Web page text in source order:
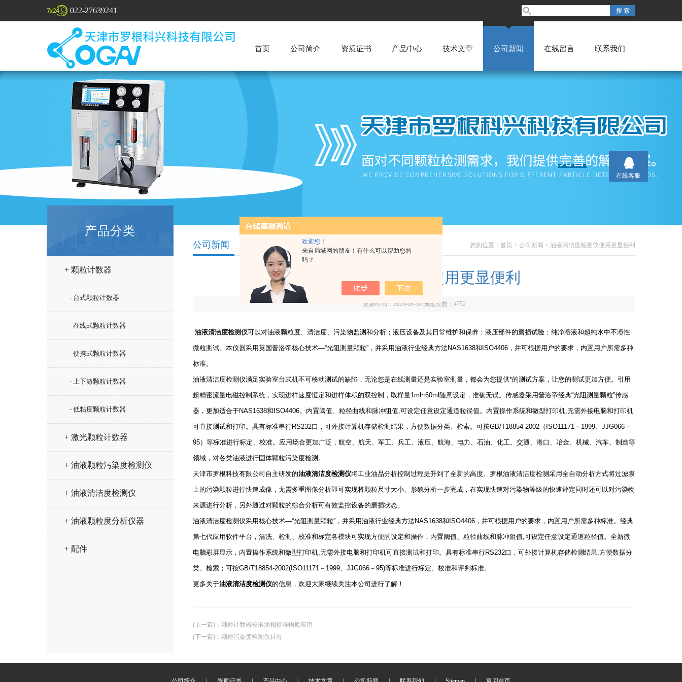
欢迎您！
来自局域网的朋友！有什么可以帮助您的
吗？
022-27639241
首页 公司简介 资质证书 产品中心 技术文章 公司新闻 在线留言 联系我们
产品分类
+ 颗粒计数器
- 台式颗粒计数器
- 在线式颗粒计数器
- 便携式颗粒计数器
- 上下游颗粒计数器
- 低粘度颗粒计数器
+ 激光颗粒计数器
+ 油液颗粒污染度检测仪
+ 油液清洁度检测仪
+ 油液颗粒度分析仪器
+ 配件
您的位置： 首页 > 公司新闻 > 油液清洁度检测仪使用更显便利
公司新闻
油液清洁度检测仪使用更显便利
更新时间：2016-08-30 浏览次数： 4752
油液清洁度检测仪可以对油液颗粒度、清洁度、污染物监测和分析；液压设备及其日常维护和保养；液压部件的磨损试验；纯净溶液和超纯水中不溶性
微粒测试。本仪器采用英国普洛帝核心技术—“光阻测量颗粒”，并采用油液行业经典方法NAS1638和ISO4406，并可根据用户的要求，内置用户所需多种
标准。
油液清洁度检测仪满足实验室台式机不可移动测试的缺陷，无论您是在线测量还是实验室测量，都会为您提供*的测试方案，让您的测试更加方便。引用
超精密流量电磁控制系统，实现进样速度恒定和进样体积的双控制，取样量1ml~60ml随意设定，准确无误。传感器采用普洛帝经典“光阻测量颗粒”传感
器，更加适合于NAS1638和ISO4406。内置阈值、粒径曲线和脉冲阻值,可设定任意设定通道粒径值。内置操作系统和微型打印机,无需外接电脑和打印机
可直接测试和打印。具有标准串行RS232口，可外接计算机存储检测结果，方便数据分类、检索。可按GB/T18854-2002（ISO11171－1999、JJG066－
95）等标准进行标定、校准。应用场合更加广泛，航空、航天、军工、兵工、液压、航海、电力、石油、化工、交通、港口、冶金、机械、汽车、制造等
领域，对各类油液进行固体颗粒污染度检测。
天津市罗根科技有限公司自主研发的油液清洁度检测仪将工业油品分析控制过程提升到了全新的高度。罗根油液清洁度检测采用全自动分析方式将过滤膜
上的污染颗粒进行快速成像，无需多重图像分析即可实现将颗粒尺寸大小、形貌分析一步完成，在实现快速对污染物等级的快速评定同时还可以对污染物
来源进行分析，另外通过对颗粒的综合分析可有效监控设备的磨损状态。
油液清洁度检测仪采用核心技术—“光阻测量颗粒”，并采用油液行业经典方法NAS1638和ISO4406，并可根据用户的要求，内置用户所需多种标准。经典
第七代应用软件平台，清洗、检测、校准和标定各模块可实现方便的设定和操作，内置阈值、粒径曲线和脉冲阻值,可设定任意设定通道粒径值。全新微
电脑彩屏显示，内置操作系统和微型打印机,无需外接电脑和打印机可直接测试和打印。具有标准串行RS232口，可外接计算机存储检测结果,方便数据分
类、检索；可按GB/T18854-2002(ISO11171－1999、JJG066－95)等标准进行标定、校准和评判标准。
更多关于油液清洁度检测仪的信息，欢迎大家继续关注本公司进行了解！
(上一篇) ： 颗粒计数器校准油相标准物质应用
(下一篇) ： 颗粒污染度检测仪具有
在线客服